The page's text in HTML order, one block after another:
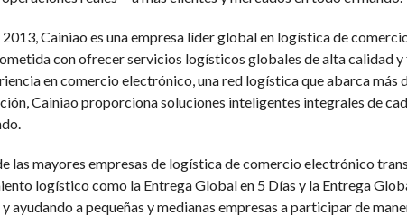
2013, Cainiao es una empresa líder global en logística de
con ofrecer servicios logísticos globales de alta calidad
en comercio electrónico, una red logística que abarca
Cainiao proporciona soluciones inteligentes integrales de
las mayores empresas de logística de comercio electrónico
logístico como la Entrega Global en 5 Días y la Entrega
ayudando a pequeñas y medianas empresas a participar de